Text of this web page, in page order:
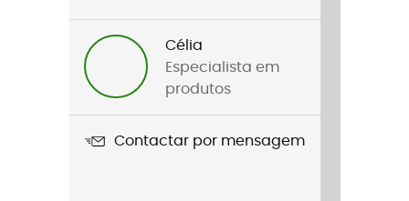
Multicol Dip Dye
Célia
Especialista em
produtos
Contactar por mensagem